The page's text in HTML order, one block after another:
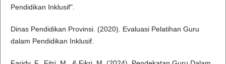
Pendidikan Inklusif".
Dinas Pendidikan Provinsi. (2020). Evaluasi Pelatihan Guru
dalam Pendidikan Inklusif.